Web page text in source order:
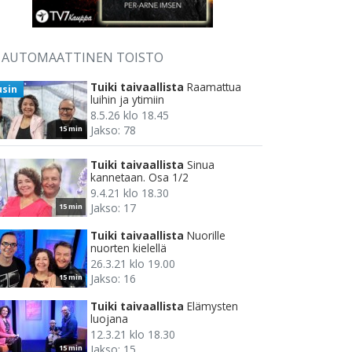
AUTOMAATTINEN TOISTO
15 min
Tuiki taivaallista Raamattua
luihin ja ytimiin
8.5.26 klo 18.45
Jakso: 78
15 min
Tuiki taivaallista Sinua
kannetaan. Osa 1/2
9.4.21 klo 18.30
Jakso: 17
15 min
Tuiki taivaallista Nuorille
nuorten kielellä
26.3.21 klo 19.00
Jakso: 16
15 min
Tuiki taivaallista Elämysten
luojana
12.3.21 klo 18.30